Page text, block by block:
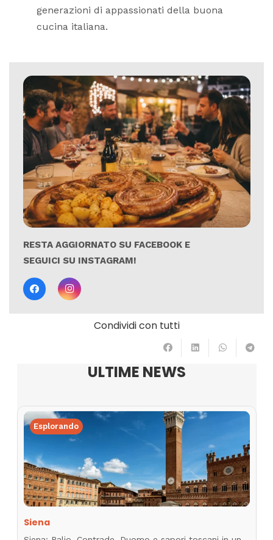
generazioni di appassionati della buona
cucina italiana.
RESTA AGGIORNATO SU FACEBOOK E
SEGUICI SU INSTAGRAM!
Condividi con tutti
ULTIME NEWS
Esplorando
Siena